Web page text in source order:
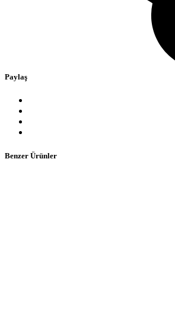
Paylaş
Benzer Ürünler